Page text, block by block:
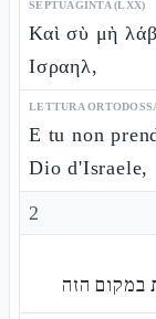
SEPTUAGINTA (LXX)
Καὶ σὺ μὴ
Ισραηλ,
LETTURA
E tu non
Dio d'Israele,
2
במקום הזה